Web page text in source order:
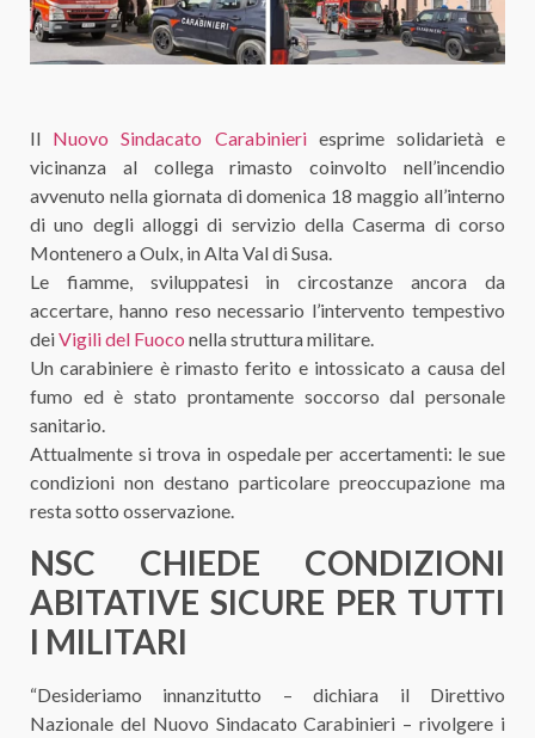
Il Nuovo Sindacato Carabinieriesprime solidarietà e
vicinanza al collega rimasto coinvolto nell’incendio
avvenuto nella giornata di domenica 18 maggio all’interno
di uno degli alloggi di servizio della Caserma di corso
Montenero a Oulx, in Alta Val di Susa.
Le fiamme, sviluppatesi in circostanze ancora da
accertare, hanno reso necessario l’intervento tempestivo
deiVigili del Fuoco nella struttura militare.
Un carabiniere è rimasto ferito e intossicato a causa del
fumo ed è stato prontamente soccorso dal personale
sanitario.
Attualmente si trova in ospedale per accertamenti: le sue
condizioni non destano particolare preoccupazione ma
resta sotto osservazione.
NSC CHIEDE CONDIZIONI
ABITATIVE SICURE PER TUTTI
I MILITARI
“Desideriamo innanzitutto – dichiara il Direttivo
Nazionale del Nuovo Sindacato Carabinieri – rivolgere i